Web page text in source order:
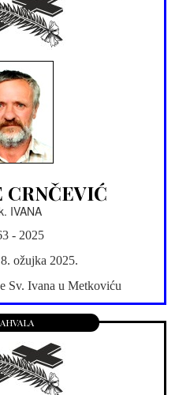
CRNČEVIĆ
IVANA
- 2025
ožujka 2025.
Sv. Ivana u Metkoviću